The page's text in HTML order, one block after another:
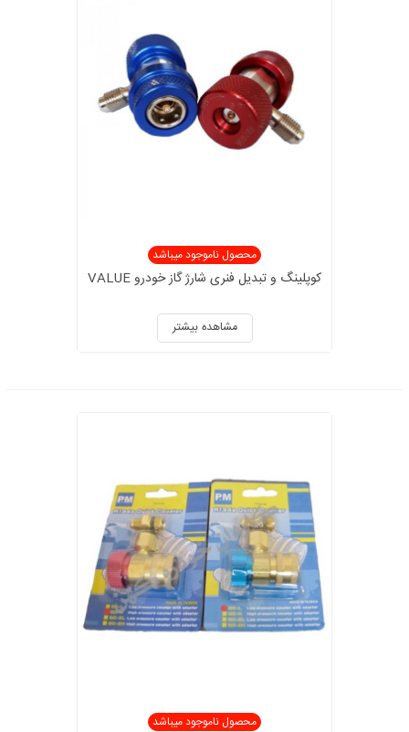
محصول ناموجود میباشد
کوپلینگ و تبدیل فنری شارژ گاز خودرو VALUE
مشاهده بیشتر
محصول ناموجود میباشد